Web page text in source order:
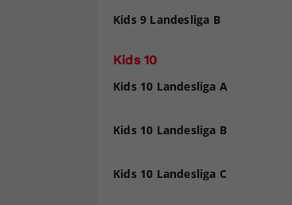
Kids 9 Landesliga B
Kids 10
Kids 10 Landesliga A
Kids 10 Landesliga B
Kids 10 Landesliga C